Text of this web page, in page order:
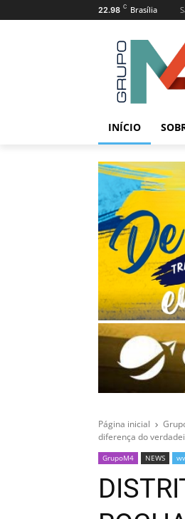
22.98 C Brasília
INÍCIO
Página inicial
diferença do
GrupoM4 NEWS